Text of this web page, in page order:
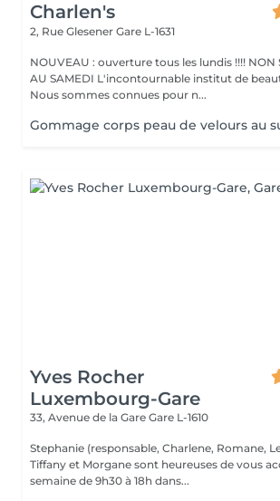
Charlen's
2, Rue Glesener Gare L-1631
NOUVEAU : ouverture tous les lundis !!!! NON
AU SAMEDI L'incontournable institut de beauté à Luxembourg.
Nous sommes connues pour n...
Gommage corps peau de velours au
Yves Rocher
Luxembourg-Gare
33, Avenue de la Gare Gare L-1610
Stephanie (responsable, Charlene, Romane,
Tiffany et Morgane sont heureuses de vous
semaine de 9h30 à 18h dans...